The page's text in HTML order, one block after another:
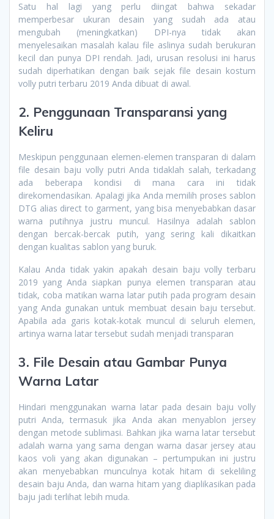
Satu hal lagi yang perlu diingat bahwa sekadar
memperbesar ukuran desain yang sudah ada atau
mengubah (meningkatkan) DPI-nya tidak akan
menyelesaikan masalah kalau file aslinya sudah berukuran
kecil dan punya DPI rendah. Jadi, urusan resolusi ini harus
sudah diperhatikan dengan baik sejak file desain kostum
volly putri terbaru 2019 Anda dibuat di awal.
2. Penggunaan Transparansi yang
Keliru
Meskipun penggunaan elemen-elemen transparan di dalam
file desain baju volly putri Anda tidaklah salah, terkadang
ada beberapa kondisi di mana cara ini tidak
direkomendasikan. Apalagi jika Anda memilih proses sablon
DTG alias direct to garment, yang bisa menyebabkan dasar
warna putihnya justru muncul. Hasilnya adalah sablon
dengan bercak-bercak putih, yang sering kali dikaitkan
dengan kualitas sablon yang buruk.
Kalau Anda tidak yakin apakah desain baju volly terbaru
2019 yang Anda siapkan punya elemen transparan atau
tidak, coba matikan warna latar putih pada program desain
yang Anda gunakan untuk membuat desain baju tersebut.
Apabila ada garis kotak-kotak muncul di seluruh elemen,
artinya warna latar tersebut sudah menjadi transparan
3. File Desain atau Gambar Punya
Warna Latar
Hindari menggunakan warna latar pada desain baju volly
putri Anda, termasuk jika Anda akan menyablon jersey
dengan metode sublimasi. Bahkan jika warna latar tersebut
adalah warna yang sama dengan warna dasar jersey atau
kaos voli yang akan digunakan – pertumpukan ini justru
akan menyebabkan munculnya kotak hitam di sekeliling
desain baju Anda, dan warna hitam yang diaplikasikan pada
baju jadi terlihat lebih muda.